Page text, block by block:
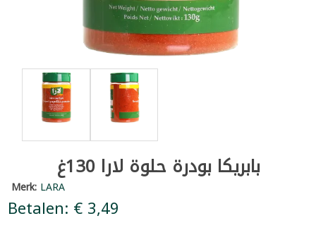
بابريكا بودرة حلوة لارا 130غ
Merk: LARA
Betalen: € 3,49